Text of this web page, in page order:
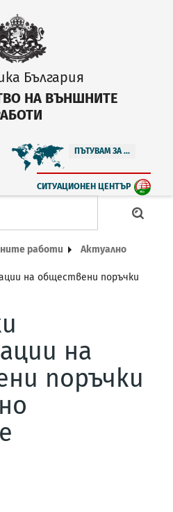
България
НА ВЪНШНИТЕ
ПЪТУВАМ ЗА ...
СИТУАЦИОНЕН ЦЕНТЪР
работи
Актуално
на обществени поръчки
на
поръчки